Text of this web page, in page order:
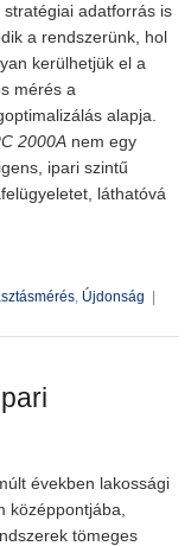
adatforrás is
a rendszerünk, hol
kerülhetjük el a
mérés a
alapja.
2000A nem egy
ipari szintű
láthatóvá
, Újdonság
években lakossági
középpontjába,
tömeges